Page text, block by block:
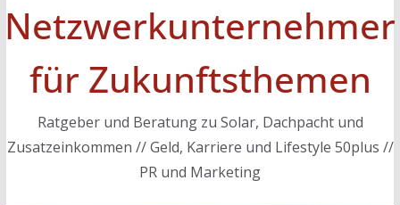
Netzwerkunternehmer
für Zukunftsthemen
Ratgeber und Beratung zu Solar, Dachpacht und
Zusatzeinkommen // Geld, Karriere und Lifestyle 50plus //
PR und Marketing